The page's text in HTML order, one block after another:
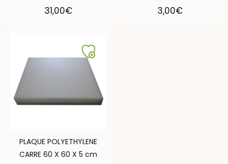
31,00€ 3,00€
PLAQUE POLYETHYLENE
CARRE 60 X 60 X 5 cm